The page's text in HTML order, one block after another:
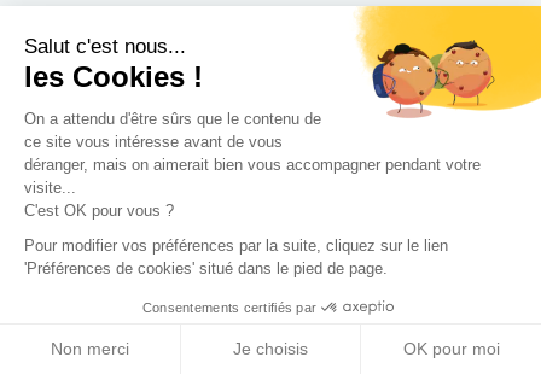
Salut c'est nous...
les Cookies !
On a attendu d'être sûrs que le contenu de
ce site vous intéresse avant de vous
déranger, mais on aimerait bien vous accompagner pendant votre
visite...
C'est OK pour vous ?
Pour modifier vos préférences par la suite, cliquez sur le lien
'Préférences de cookies' situé dans le pied de page.
Consentements certifiés par
Non merci Je choisis OK pour moi
Pas de mauvaise surprise. Rencontrez gratuitement et sans
engagement trois Concepteurs et recevez en quelques
jours leur proposition d'accompagnement.
Trouvez le professionnel